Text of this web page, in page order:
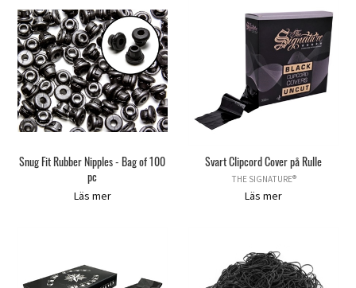
Snug Fit Rubber Nipples - Bag of 100
pc
Läs mer
Svart Clipcord Cover på Rulle
THE SIGNATURE®
Läs mer